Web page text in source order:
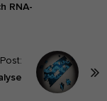
RNA-